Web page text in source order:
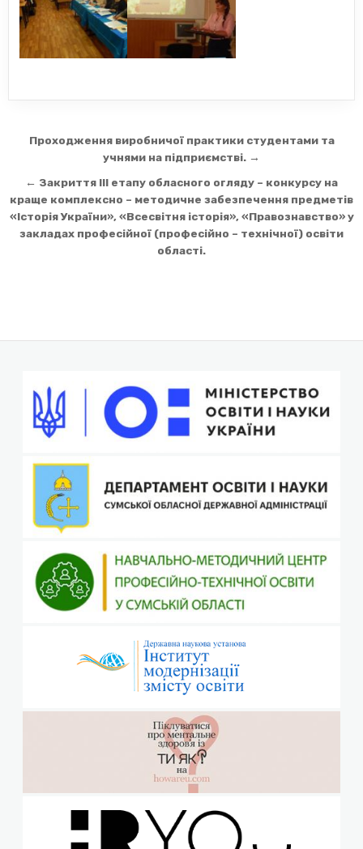
Навігація
Проходження виробничої практики студентами та
учнями на підприємстві. →
← Закриття III етапу обласного огляду – конкурсу на
краще комплексно – методичне забезпечення предметів
«Історія України», «Всесвітня історія», «Правознавство» у
закладах професійної (професійно – технічної) освіти
області.